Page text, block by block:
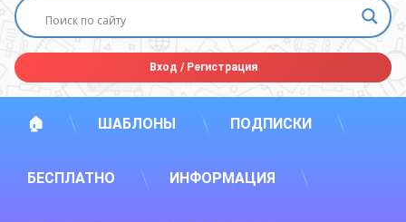
Вход /Регистрация
🏠 ШАБЛОНЫ ПОДПИСКИ
БЕСПЛАТНО ИНФОРМАЦИЯ